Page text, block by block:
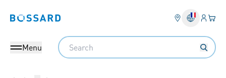
Bossard homepage
Menu
Search